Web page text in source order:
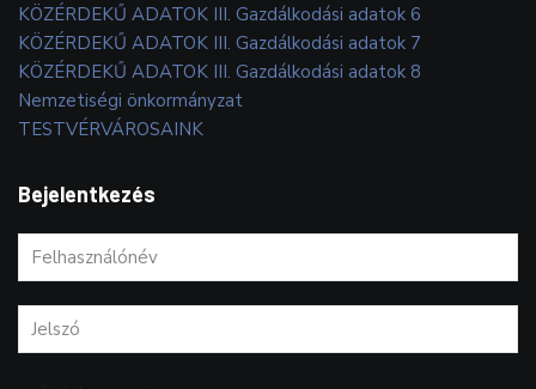
KÖZÉRDEKŰ ADATOK III. Gazdálkodási adatok 6
KÖZÉRDEKŰ ADATOK III. Gazdálkodási adatok 7
KÖZÉRDEKŰ ADATOK III. Gazdálkodási adatok 8
Nemzetiségi önkormányzat
TESTVÉRVÁROSAINK
Bejelentkezés